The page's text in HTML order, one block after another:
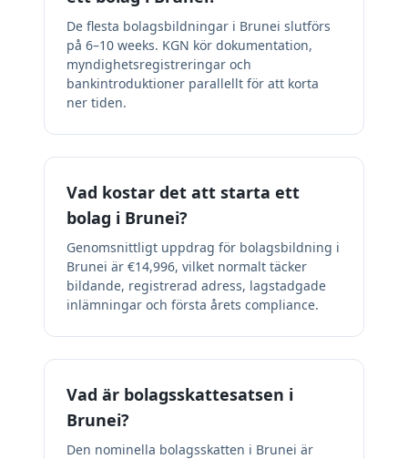
De flesta bolagsbildningar i Brunei slutförs
på 6–10 weeks. KGN kör dokumentation,
myndighetsregistreringar och
bankintroduktioner parallellt för att korta
ner tiden.
Vad kostar det att starta ett
bolag i Brunei?
Genomsnittligt uppdrag för bolagsbildning i
Brunei är €14,996, vilket normalt täcker
bildande, registrerad adress, lagstadgade
inlämningar och första årets compliance.
Vad är bolagsskattesatsen i
Brunei?
Den nominella bolagsskatten i Brunei är